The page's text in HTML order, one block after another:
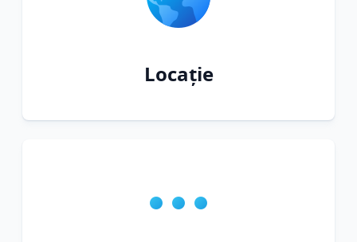
Locație